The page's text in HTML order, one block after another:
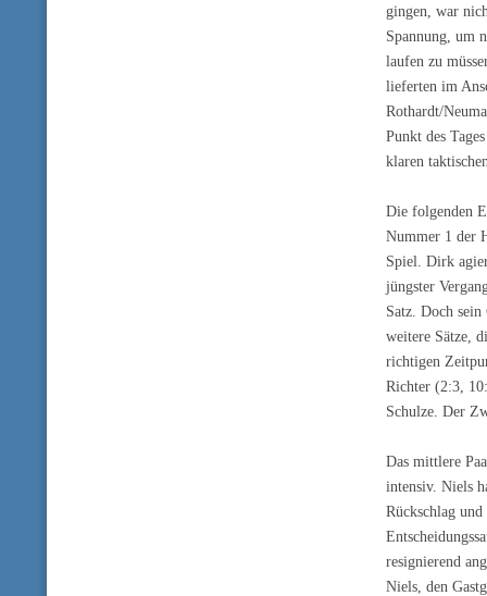
gingen, war
Spannung, um
laufen zu
lieferten im
Rothardt/
Punkt des
klaren
Die folgenden
Nummer 1 der
Spiel. Dirk
jüngster
Satz. Doch
weitere Sätze,
richtigen
Richter (2:3,
Schulze. Der
Das mittlere
intensiv. Niels
Rückschlag
resignierend
Niels, den